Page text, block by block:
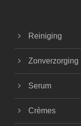
Reiniging
Zonverzorging
Serum
Crèmes